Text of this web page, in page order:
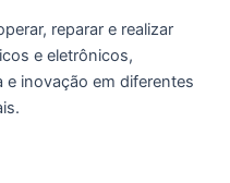
reparar e realizar
e eletrônicos,
inovação em diferentes